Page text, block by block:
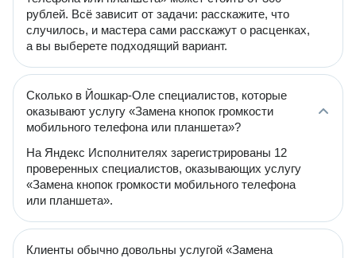
рублей. Всё зависит от задачи: расскажите, что
случилось, и мастера сами расскажут о расценках,
а вы выберете подходящий вариант.
Сколько в Йошкар-Оле специалистов, которые
оказывают услугу «Замена кнопок громкости
мобильного телефона или планшета»?
На Яндекс Исполнителях зарегистрированы 12
проверенных специалистов, оказывающих услугу
«Замена кнопок громкости мобильного телефона
или планшета».
Клиенты обычно довольны услугой «Замена